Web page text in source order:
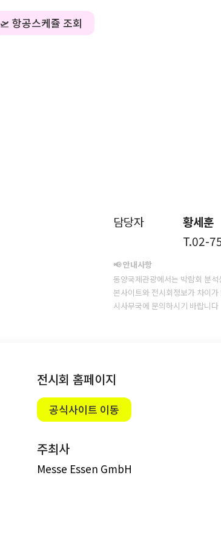
🛫 항공스케쥴 조회
담당자 황세훈
T.02-
📢 안내사항
동양국제관광에서는 박람회 분
본사이트와 전시회정보가 차이
시사무국에 문의하시기 바랍니다
전시회 홈페이지
공식사이트 이동
주최사
Messe Essen GmbH